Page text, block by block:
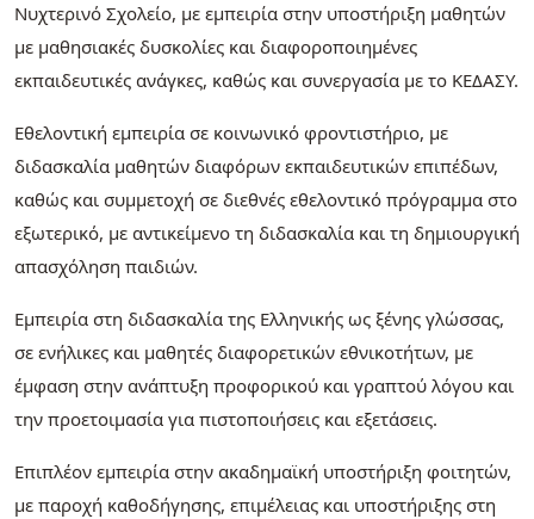
Νυχτερινό Σχολείο, με εμπειρία στην υποστήριξη μαθητών
με μαθησιακές δυσκολίες και διαφοροποιημένες
εκπαιδευτικές ανάγκες, καθώς και συνεργασία με το ΚΕΔΑΣΥ.
Εθελοντική εμπειρία σε κοινωνικό φροντιστήριο, με
διδασκαλία μαθητών διαφόρων εκπαιδευτικών επιπέδων,
καθώς και συμμετοχή σε διεθνές εθελοντικό πρόγραμμα στο
εξωτερικό, με αντικείμενο τη διδασκαλία και τη δημιουργική
απασχόληση παιδιών.
Εμπειρία στη διδασκαλία της Ελληνικής ως ξένης γλώσσας,
σε ενήλικες και μαθητές διαφορετικών εθνικοτήτων, με
έμφαση στην ανάπτυξη προφορικού και γραπτού λόγου και
την προετοιμασία για πιστοποιήσεις και εξετάσεις.
Επιπλέον εμπειρία στην ακαδημαϊκή υποστήριξη φοιτητών,
με παροχή καθοδήγησης, επιμέλειας και υποστήριξης στη